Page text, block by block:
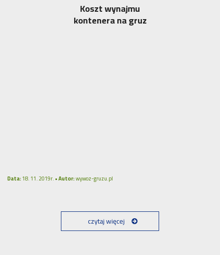
Koszt wynajmu
kontenera na gruz
Data:18. 11. 2019r. •Autor:wywoz-gruzu.pl
czytaj więcej